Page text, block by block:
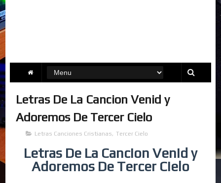
Letras De La Cancion Venid y
Adoremos De Tercer Cielo
Letras Canciones Cristianas, Tercer Cielo
Letras De La Cancion Venid y
Adoremos De Tercer Cielo